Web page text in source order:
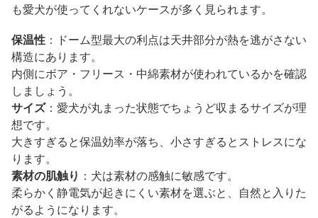
も愛犬が使ってくれないケースが多く見られます。
保温性 ：ドーム型最大の利点は天井部分が熱を逃がさない
構造にあります。
内側にボア・フリース・中綿素材が使われているかを確認
しましょう。
サイズ：愛犬が丸まった状態でちょうど収まるサイズが理
想です。
大きすぎると保温効率が落ち、小さすぎるとストレスにな
ります。
素材の肌触り ：犬は素材の感触に敏感です。
柔らかく静電気が起きにくい素材を選ぶと、自然と入りた
がるようになります。